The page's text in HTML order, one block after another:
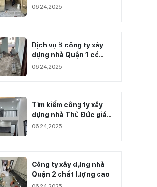
cạnh tranh nhất
06 24,2025
Dịch vụ ở công ty xây
dựng nhà Quận 1 có
chất lượng ra sao?
06 24,2025
Tìm kiếm công ty xây
dựng nhà Thủ Đức giá
thành cạnh tranh
06 24,2025
Công ty xây dựng nhà
Quận 2 chất lượng cao